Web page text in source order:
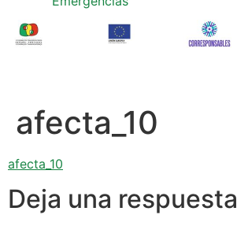
afecta_10
afecta_10
Deja una respuesta